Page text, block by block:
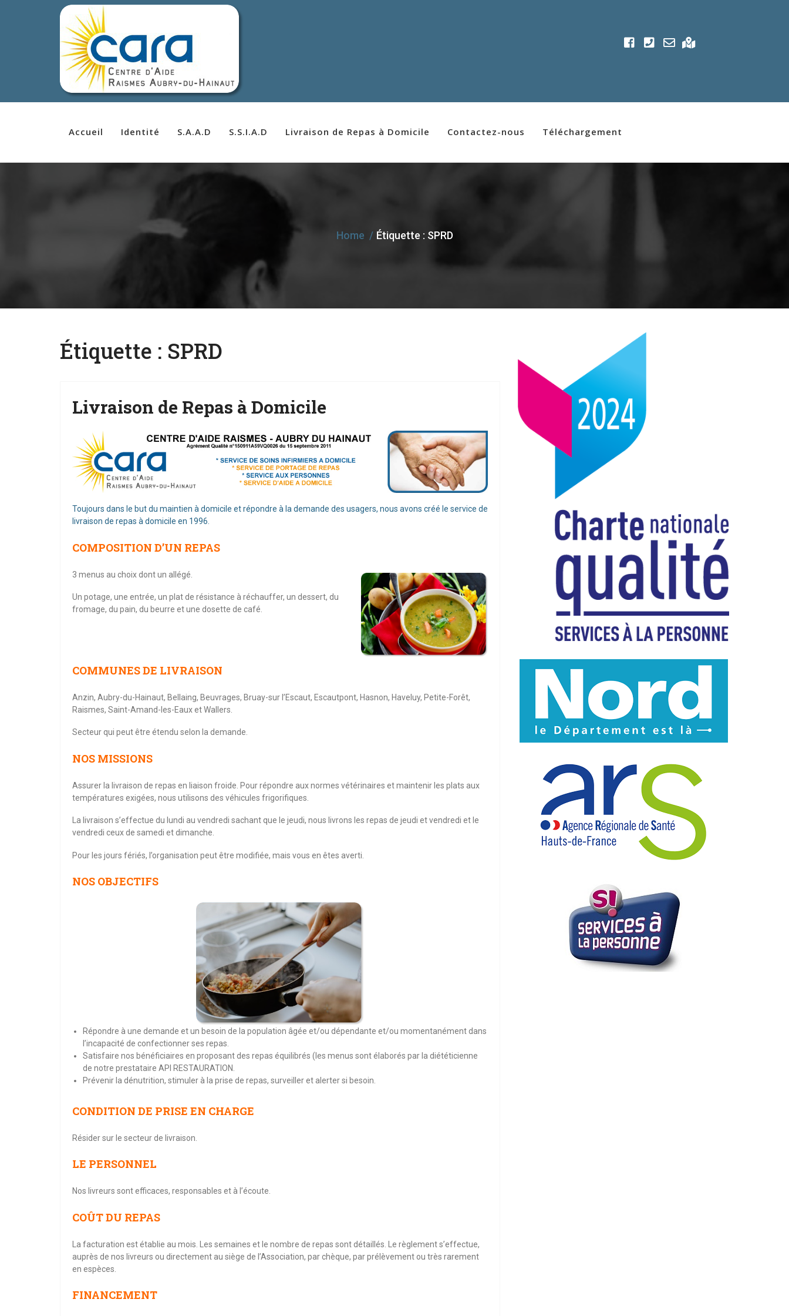
Accueil Identité S.A.A.D S.S.I.A.D Livraison de Repas à Domicile Contactez-nous Téléchargement
Home Étiquette : SPRD
Étiquette : SPRD
Livraison de Repas à Domicile
Toujours dans le but du maintien à domicile et répondre à la demande des usagers, nous avons créé le service de
livraison de repas à domicile en 1996.
COMPOSITION D’UN REPAS
3 menus au choix dont un allégé.
Un potage, une entrée, un plat de résistance à réchauffer, un dessert, du
fromage, du pain, du beurre et une dosette de café.
COMMUNES DE LIVRAISON
Anzin, Aubry-du-Hainaut, Bellaing, Beuvrages, Bruay-sur l’Escaut, Escautpont, Hasnon, Haveluy, Petite-Forêt,
Raismes, Saint-Amand-les-Eaux et Wallers.
Secteur qui peut être étendu selon la demande.
NOS MISSIONS
Assurer la livraison de repas en liaison froide. Pour répondre aux normes vétérinaires et maintenir les plats aux
températures exigées, nous utilisons des véhicules frigorifiques.
La livraison s’effectue du lundi au vendredi sachant que le jeudi, nous livrons les repas de jeudi et vendredi et le
vendredi ceux de samedi et dimanche.
Pour les jours fériés, l’organisation peut être modifiée, mais vous en êtes averti.
NOS OBJECTIFS
Répondre à une demande et un besoin de la population âgée et/ou dépendante et/ou momentanément dans
l’incapacité de confectionner ses repas.
Satisfaire nos bénéficiaires en proposant des repas équilibrés (les menus sont élaborés par la diététicienne
de notre prestataire API RESTAURATION.
Prévenir la dénutrition, stimuler à la prise de repas, surveiller et alerter si besoin.
CONDITION DE PRISE EN CHARGE
Résider sur le secteur de livraison.
LE PERSONNEL
Nos livreurs sont efficaces, responsables et à l’écoute.
COÛT DU REPAS
La facturation est établie au mois. Les semaines et le nombre de repas sont détaillés. Le règlement s’effectue,
auprès de nos livreurs ou directement au siège de l’Association, par chèque, par prélèvement ou très rarement
en espèces.
FINANCEMENT